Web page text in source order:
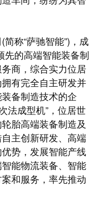
称“萨驰智能”)，成
先的高端智能装备制
商，综合实力位居
有完全自主研发并
备制造技术的企
法成型机”，位居世
胎高端装备制造及
主创新研发、高端
势，发展智能产线
能物流装备、智能
和服务，率先推动